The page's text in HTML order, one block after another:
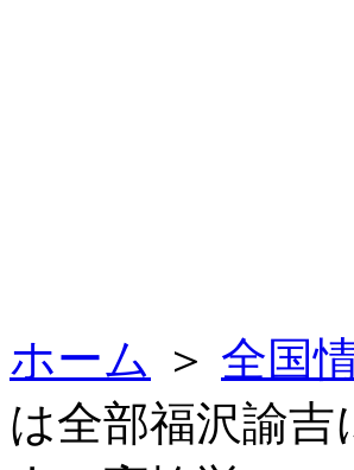
ホーム ＞ 全国
は全部福沢諭